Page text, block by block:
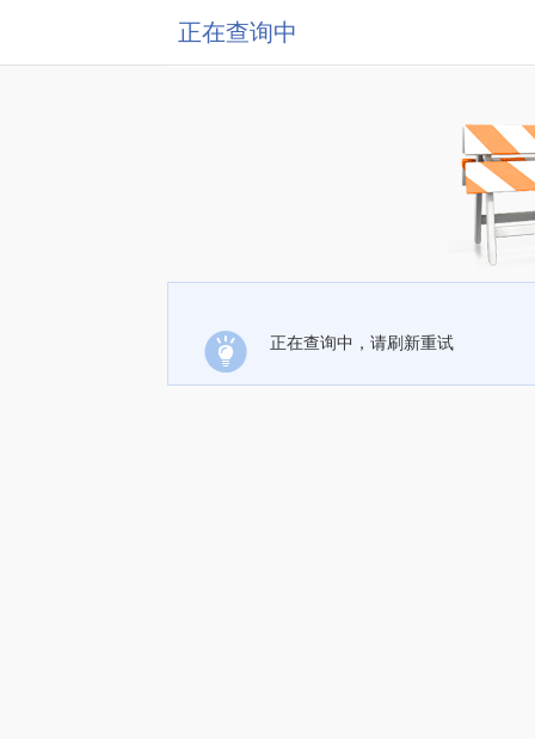
正在查询中
正在查询中，请刷新重试